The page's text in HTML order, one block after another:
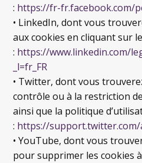
: https://fr-fr.facebook.com/
• LinkedIn, dont vous
aux cookies en cliquant sur
: https://www.linkedin.com/
_l=fr_FR
• Twitter, dont vous
contrôle ou à la restriction
ainsi que la politique
: https://
• YouTube, dont vous
pour supprimer les cookies